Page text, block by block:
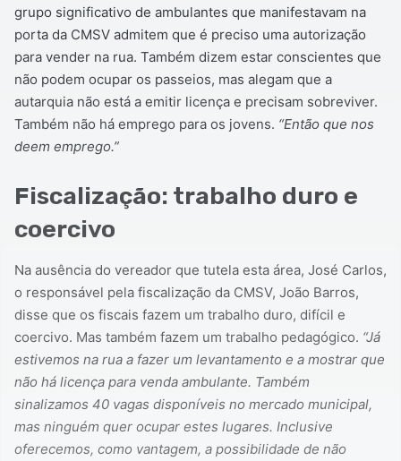
grupo significativo de ambulantes que manifestavam na
porta da CMSV admitem que é preciso uma autorização
para vender na rua. Também dizem estar conscientes que
não podem ocupar os passeios, mas alegam que a
autarquia não está a emitir licença e precisam sobreviver.
Também não há emprego para os jovens. “Então que nos
deem emprego.”
Fiscalização: trabalho duro e
coercivo
Na ausência do vereador que tutela esta área, José Carlos,
o responsável pela fiscalização da CMSV, João Barros,
disse que os fiscais fazem um trabalho duro, difícil e
coercivo. Mas também fazem um trabalho pedagógico. “Já
estivemos na rua a fazer um levantamento e a mostrar que
não há licença para venda ambulante. Também
sinalizamos 40 vagas disponíveis no mercado municipal,
mas ninguém quer ocupar estes lugares. Inclusive
oferecemos, como vantagem, a possibilidade de não